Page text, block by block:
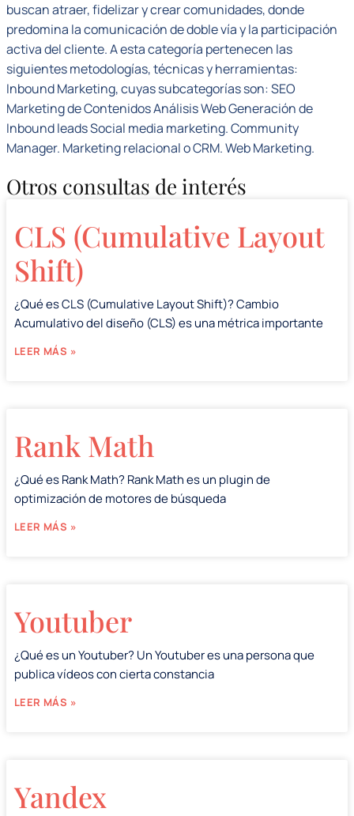
buscan atraer, fidelizar y crear comunidades, donde
predomina la comunicación de doble vía y la participación
activa del cliente. A esta categoría pertenecen las
siguientes metodologías, técnicas y herramientas:
Inbound Marketing, cuyas subcategorías son: SEO
Marketing de Contenidos Análisis Web Generación de
Inbound leads Social media marketing. Community
Manager. Marketing relacional o CRM. Web Marketing.
Otros consultas de interés
CLS (Cumulative Layout
Shift)
¿Qué es CLS (Cumulative Layout Shift)? Cambio
Acumulativo del diseño (CLS) es una métrica importante
LEER MÁS »
Rank Math
¿Qué es Rank Math? Rank Math es un plugin de
optimización de motores de búsqueda
LEER MÁS »
Youtuber
¿Qué es un Youtuber? Un Youtuber es una persona que
publica vídeos con cierta constancia
LEER MÁS »
Yandex